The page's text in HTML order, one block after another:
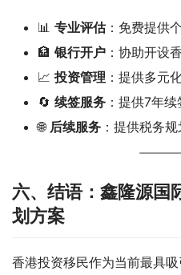
📊 专业评估：免费提供
🏦 银行开户 ：协助开设
📈 投资管理 ：提供多元
🔄 续签服务 ：提供7年
🌐 后续服务 ：提供税务
六、结语：鑫隆源国
划方案
香港投资移民作为当前最具